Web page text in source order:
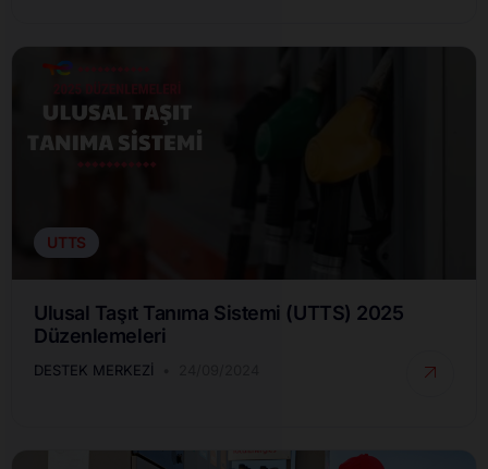
UTTS
Ulusal Taşıt Tanıma Sistemi (UTTS) 2025
Düzenlemeleri
DESTEK MERKEZI